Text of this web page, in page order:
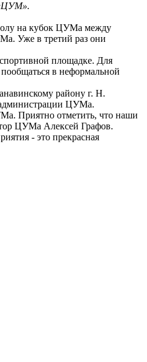
на кубок ЦУМа между
Уже в третий раз они
площадке. Для
в неформальной
району г. Н.
администрации ЦУМа.
Приятно отметить, что наши
ЦУМа Алексей Графов.
- это прекрасная